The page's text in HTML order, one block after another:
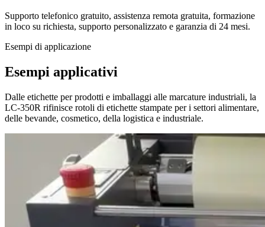
Supporto telefonico gratuito, assistenza remota gratuita, formazione
in loco su richiesta, supporto personalizzato e garanzia di 24 mesi.
Esempi di applicazione
Esempi applicativi
Dalle etichette per prodotti e imballaggi alle marcature industriali, la
LC-350R rifinisce rotoli di etichette stampate per i settori alimentare,
delle bevande, cosmetico, della logistica e industriale.